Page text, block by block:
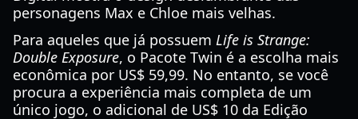
personagens Max e Chloe mais velhas.
Para aqueles que já possuem Life is Strange:
Double Exposure, o Pacote Twin é a escolha mais
econômica por US$ 59,99. No entanto, se você
procura a experiência mais completa de um
único jogo, o adicional de US$ 10 da Edição